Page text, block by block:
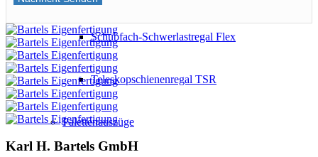
Schubfach-Schwerlastregal Flex
Teleskopschienenregal TSR
Palettenauszüge
Karl H. Bartels GmbH